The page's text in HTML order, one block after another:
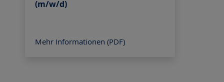
(m/w/d)
Mehr Informationen (PDF)